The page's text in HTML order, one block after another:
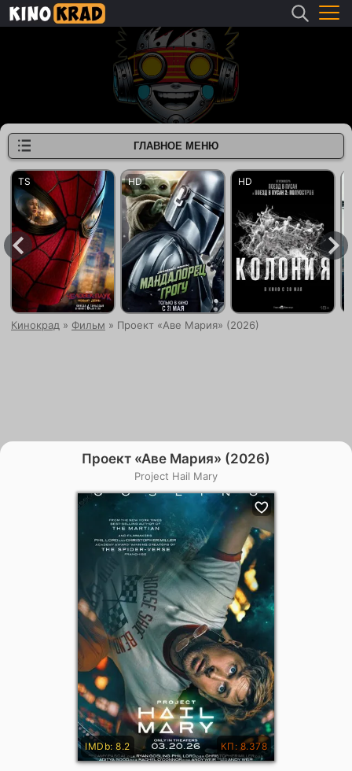
Кинокрад » Фильм » Проект «Аве Мария» (2026)
Проект «Аве Мария» (2026)
Project Hail Mary
IMDb: 8.2 КП: 8.378
ГЛАВНОЕ МЕНЮ